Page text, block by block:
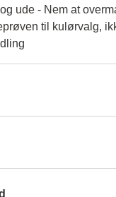
ude - Nem at
til kulørvalg,